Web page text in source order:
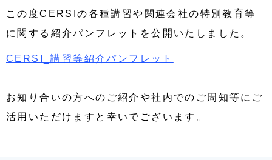
この度CERSIの各種講習や関連会社の特別教育等
に関する紹介パンフレットを公開いたしました。
CERSI_講習等紹介パンフレット
お知り合いの方へのご紹介や社内でのご周知等にご
活用いただけますと幸いでございます。